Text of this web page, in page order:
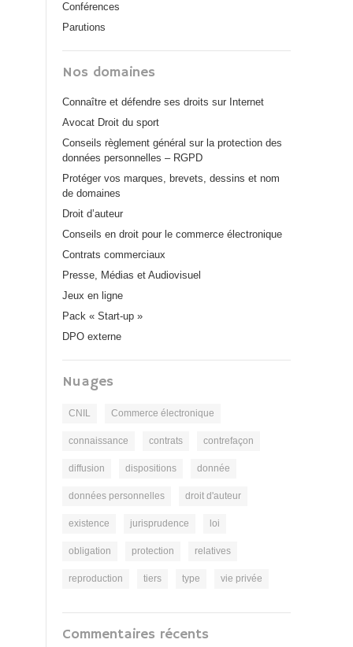
Conférences
Parutions
Nos domaines
Connaître et défendre ses droits sur Internet
Avocat Droit du sport
Conseils règlement général sur la protection des
données personnelles – RGPD
Protéger vos marques, brevets, dessins et nom
de domaines
Droit d’auteur
Conseils en droit pour le commerce électronique
Contrats commerciaux
Presse, Médias et Audiovisuel
Jeux en ligne
Pack « Start-up »
DPO externe
Nuages
CNIL Commerce électronique
connaissance contrats contrefaçon
diffusion dispositions donnée
données personnelles droit d'auteur
existence jurisprudence loi
obligation protection relatives
reproduction tiers type vie privée
Commentaires récents